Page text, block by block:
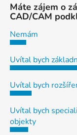
Máte zájem o
CAD/CAM
Nemám
Uvítal bych
Uvítal bych
Uvítal bych
objekty